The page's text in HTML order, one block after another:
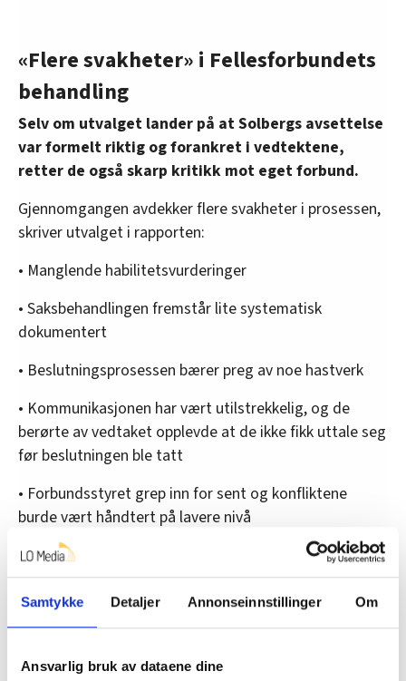
Samtykke Detaljer Annonseinnstillinger Om
Ansvarlig bruk av dataene dine
«Flere svakheter» i Fellesforbundets
behandling
Selv om utvalget lander på at Solbergs avsettelse
var formelt riktig og forankret i vedtektene,
retter de også skarp kritikk mot eget forbund.
Gjennomgangen avdekker flere svakheter i prosessen,
skriver utvalget i rapporten:
• Manglende habilitetsvurderinger
• Saksbehandlingen fremstår lite systematisk
dokumentert
• Beslutningsprosessen bærer preg av noe hastverk
• Kommunikasjonen har vært utilstrekkelig, og de
berørte av vedtaket opplevde at de ikke fikk uttale seg
før beslutningen ble tatt
• Forbundsstyret grep inn for sent og konfliktene
burde vært håndtert på lavere nivå
Disse forholdene har svekket medlemmenes og de
ansattes tillit, mener utvalget.
De skriver også at konfliktene og problemene i
«At situasjonen fikk utvikle seg så langt at